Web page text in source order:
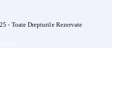
- Toate Drepturile Rezervate